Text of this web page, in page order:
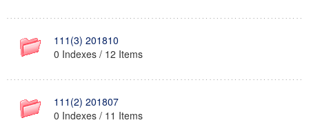
111(3) 201810
0 Indexes / 12 Items
111(2) 201807
0 Indexes / 11 Items